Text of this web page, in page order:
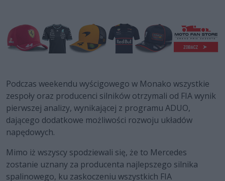
Podczas weekendu wyścigowego w Monako wszystkie
zespoły oraz producenci silników otrzymali od FIA wynik
pierwszej analizy, wynikającej z programu ADUO,
dającego dodatkowe możliwości rozwoju układów
napędowych.
Mimo iż wszyscy spodziewali się, że to Mercedes
zostanie uznany za producenta najlepszego silnika
spalinowego, ku zaskoczeniu wszystkich FIA